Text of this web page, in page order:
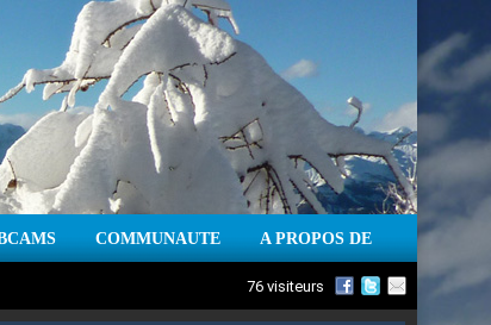
COMMUNAUTE A PROPOS DE
76 visiteurs